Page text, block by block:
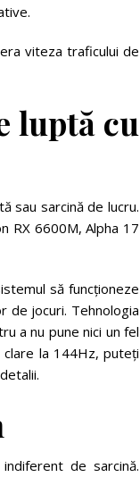
viteza traficului de
luptă cu
sau sarcină de lucru.
RX 6600M, Alpha 17
să funcționeze
de jocuri. Tehnologia
a nu pune nici un fel
clare la 144Hz, puteți
de sarcină.